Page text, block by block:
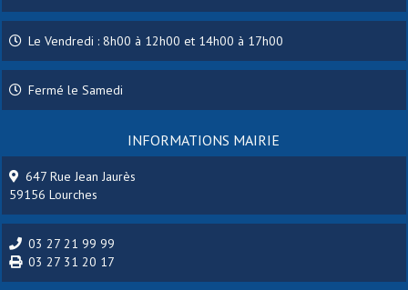
Le Vendredi : 8h00 à 12h00 et 14h00 à 17h00
Fermé le Samedi
INFORMATIONS MAIRIE
647 Rue Jean Jaurès
59156 Lourches
03 27 21 99 99
03 27 31 20 17